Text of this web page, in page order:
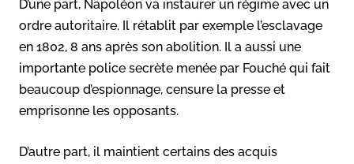
D’une part, Napoléon va instaurer un régime avec un
ordre autoritaire. Il rétablit par exemple l’esclavage
en 1802, 8 ans après son abolition. Il a aussi une
importante police secrète menée par Fouché qui fait
beaucoup d’espionnage, censure la presse et
emprisonne les opposants.
D’autre part, il maintient certains des acquis